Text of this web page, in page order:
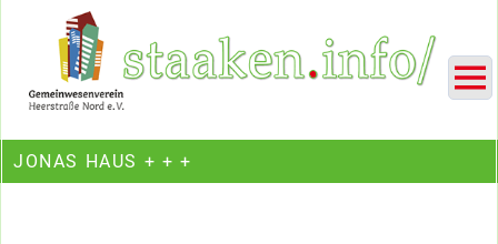
Ein Projekt des Gemeinwesenvereins Heerstraße Nord
JONAS HAUS + + +